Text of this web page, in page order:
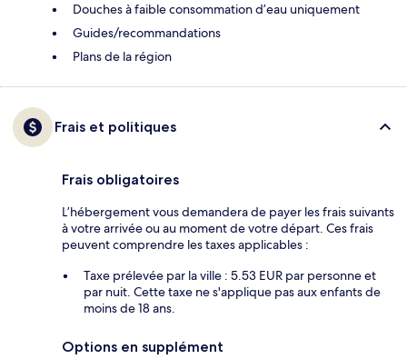
Douches à faible consommation d’eau uniquement
Guides/recommandations
Plans de la région
Frais et politiques
Frais obligatoires
L’hébergement vous demandera de payer les frais suivants
à votre arrivée ou au moment de votre départ. Ces frais
peuvent comprendre les taxes applicables :
Taxe prélevée par la ville : 5.53 EUR par personne et
par nuit. Cette taxe ne s'applique pas aux enfants de
moins de 18 ans.
Options en supplément